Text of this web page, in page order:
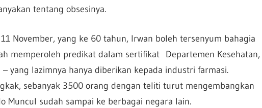
tentang obsesinya.
November, yang ke 60 tahun, Irwan boleh tersenyum bahagia
memperoleh predikat dalam sertifikat Departemen Kesehatan,
– yang lazimnya hanya diberikan kepada industri farmasi.
sebanyak 3500 orang dengan teliti turut mengembangkan
Muncul sudah sampai ke berbagai negara lain.